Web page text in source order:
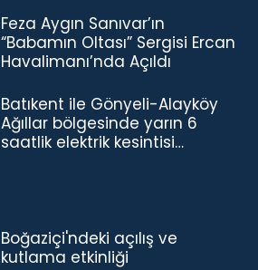
Feza Aygın Sanıvar’ın
“Babamın Oltası” Sergisi Ercan
Havalimanı’nda Açıldı
Batıkent ile Gönyeli-Alayköy
Ağıllar bölgesinde yarın 6
saatlik elektrik kesintisi…
Boğaziçi'ndeki açılış ve
kutlama etkinliği